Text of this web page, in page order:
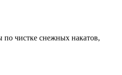
чистке снежных накатов,